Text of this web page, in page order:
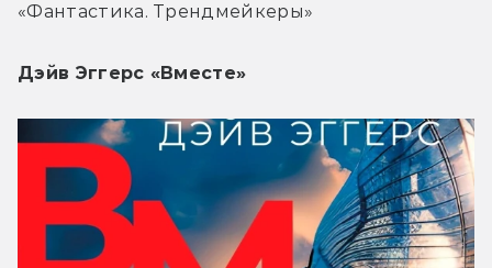
«Фантастика. Трендмейкеры»
Дэйв Эггерс «Вместе»